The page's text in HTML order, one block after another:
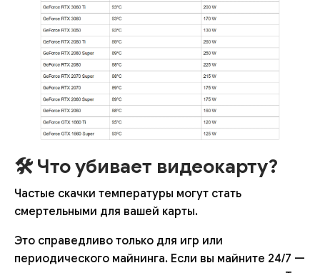
🛠️ Что убивает видеокарту?
Частые скачки температуры могут стать
смертельными для вашей карты.
Это справедливо только для игр или
периодического майнинга. Если вы майните 24/7 —